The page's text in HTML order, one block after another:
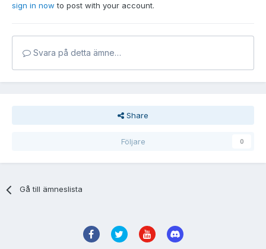
sign in now to post with your account.
Svara på detta ämne…
Share
Följare 0
Gå till ämneslista